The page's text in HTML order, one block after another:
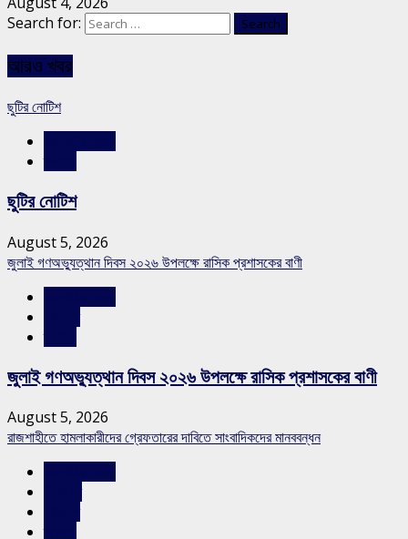
Search for:
আরও খবর
ছুটির নোটিশ
ছুটির নোটিশ
August 5, 2026
জুলাই গণঅভ্যুত্থান দিবস ২০২৬ উপলক্ষে রাসিক প্রশাসকের বাণী
জুলাই গণঅভ্যুত্থান দিবস ২০২৬ উপলক্ষে রাসিক প্রশাসকের বাণী
August 5, 2026
রাজশাহীতে হামলাকারীদের গ্রেফতারের দাবিতে সাংবাদিকদের মানববন্ধন